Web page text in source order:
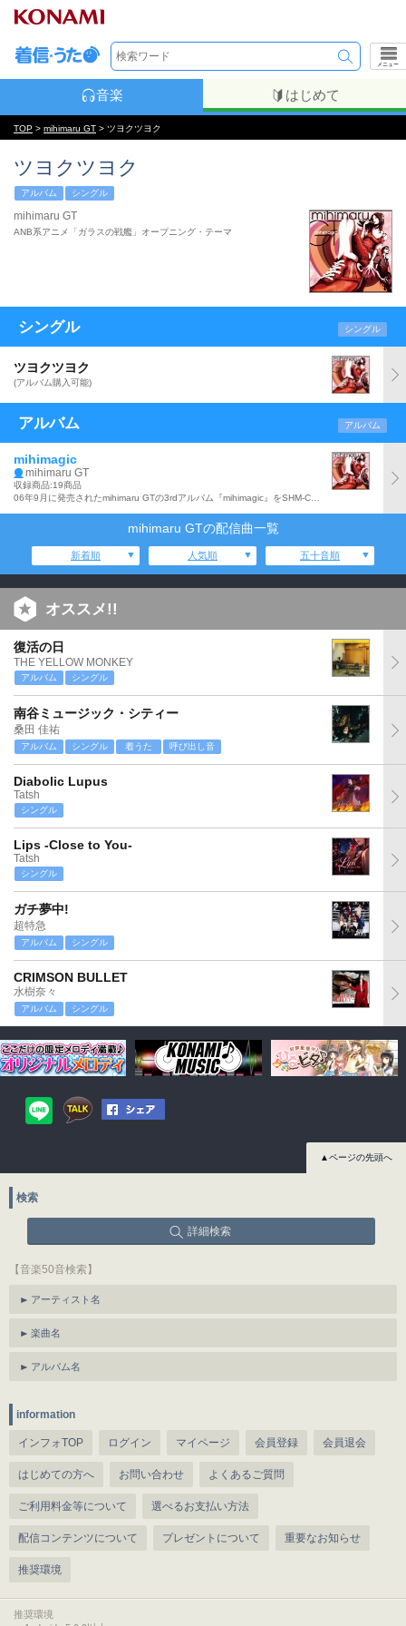
メニュー
音楽 はじめて
TOP > mihimaru GT > ツヨクツヨク
ツヨクツヨク
アルバム シングル
mihimaru GT
ANB系アニメ「ガラスの戦艦」オープニング・テーマ
シングル シングル
ツヨクツヨク
(アルバム購入可能)
アルバム アルバム
mihimagic
mihimaru GT
収録商品:19商品
mihimaru GTの配信曲一覧
新着順 人気順 五十音順
オススメ!!
復活の日
THE YELLOW MONKEY
アルバム シングル
南谷ミュージック・シティー
桑田 佳祐
アルバム シングル 着うた 呼び出し音
Diabolic Lupus
Tatsh
シングル
Lips -Close to You-
Tatsh
シングル
ガチ夢中!
超特急
アルバム シングル
CRIMSON BULLET
水樹奈々
アルバム シングル
▲ページの先頭へ
検索
詳細検索
【音楽50音検索】
アーティスト名
楽曲名
アルバム名
information
インフォTOP ログイン マイページ 会員登録 会員退会
はじめての方へ お問い合わせ よくあるご質問
ご利用料金等について 選べるお支払い方法
配信コンテンツについて プレゼントについて 重要なお知らせ
推奨環境
推奨環境